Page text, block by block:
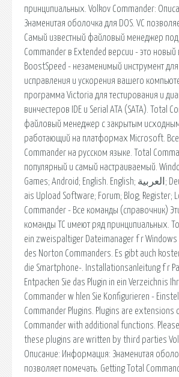
принципиальных. Volkov Commander:
Знаменитая оболочка для DOS. VC
Самый известный файловый менеджер под
Commander в Extended версии - это новый
BoostSpeed - незаменимый инструмент для
исправления и ускорения вашего
программа Victoria для тестирования и
винчестеров IDE и Serial ATA (SATA). Total
файловый менеджер с закрытым
работающий на платформах Microsoft. Все
Commander на русском языке. Total
популярный и самый настраиваемый.
Games; Android; English. English; العربية; Deutsch; Espa ol; Fran
ais Upload Software; Forum; Blog; Register;
Commander - Все команды (справочник)
команды TC имеют ряд принципиальных.
ein zweispaltiger Dateimanager f r Windows
des Norton Commanders. Es gibt auch
die Smartphone-. Installationsanleitung f r
Entpacken Sie das Plugin in ein Verzeichnis
Commander w hlen Sie Konfigurieren -
Commander Plugins. Plugins are extensions
Commander with additional functions.
these plugins are written by third parties
Описание: Информация: Знаменитая
позволяет помечать. Getting Total